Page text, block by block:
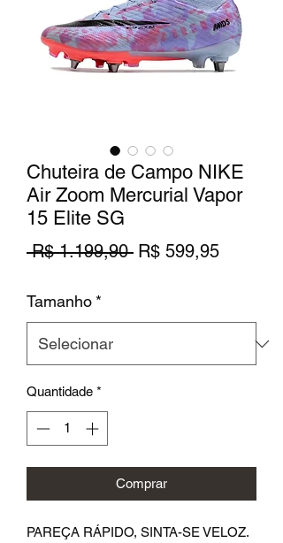
Chuteira de Campo NIKE
Air Zoom Mercurial Vapor
15 Elite SG
R$ 1.199,90 Preço
R$ 599,95Preço
Tamanho *
Quantidade *
Comprar
PAREÇA RÁPIDO, SINTA-SE VELOZ.